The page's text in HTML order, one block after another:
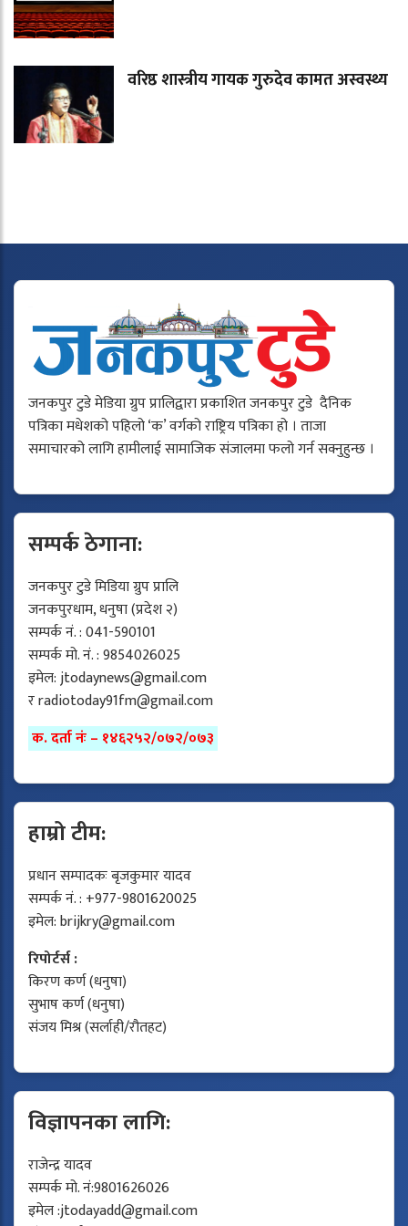
वरिष्ठ शास्त्रीय गायक गुरुदेव कामत अस्वस्थ्य
जनकपुर टुडे मेडिया ग्रुप प्रालिद्वारा प्रकाशित जनकपुर टुडे दैनिक
पत्रिका मधेशको पहिलो ‘क’ वर्गको राष्ट्रिय पत्रिका हो । ताजा
समाचारको लागि हामीलाई सामाजिक संजालमा फलो गर्न सक्नुहुन्छ ।
सम्पर्क ठेगाना:
जनकपुर टुडे मिडिया ग्रुप प्रालि
जनकपुरधाम, धनुषा (प्रदेश २)
सम्पर्क नं. : 041-590101
सम्पर्क मो. नं. : 9854026025
इमेल:jtodaynews@gmail.com
रradiotoday91fm@gmail.com
क. दर्ता नंः – १४६२५२/०७२/०७३
हाम्रो टीम:
प्रधान सम्पादकः बृजकुमार यादव
सम्पर्क नं. : +977-9801620025
इमेल:brijkry@gmail.com
रिपोर्टर्स :
किरण कर्ण (धनुषा)
सुभाष कर्ण (धनुषा)
संजय मिश्र (सर्लाही/रौतहट)
विज्ञापनका लागि:
राजेन्द्र यादव
सम्पर्क मो. नं:9801626026
इमेल :jtodayadd@gmail.com